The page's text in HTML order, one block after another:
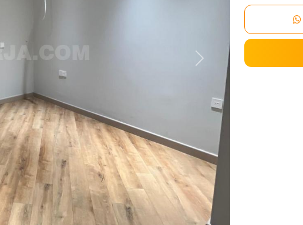
Next